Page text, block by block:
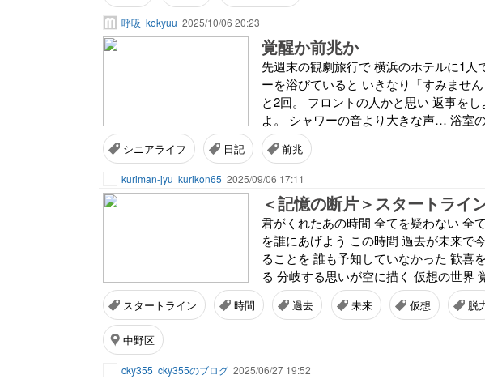
呼吸 kokyuu 2025/10/06 20:23
覚醒か前兆か
先週末の観劇旅行で 横浜のホテルに1
ーを浴びていると いきなり「すみませ
と2回。 フロントの人かと思い 返事を
よ。 シャワーの音より大きな声… 浴室
シニアライフ 日記 前兆
kuriman-jyu kurikon65 2025/09/06 17:11
＜記憶の断片＞スタートライ
君がくれたあの時間 全てを疑わない 全
を誰にあげよう この時間 過去が未来で
ることを 誰も予知していなかった 歓喜
る 分岐する思いが空に描く 仮想の世界
スタートライン 時間 過去 未来 仮想 脱
中野区
cky355 cky355のブログ 2025/06/27 19:52